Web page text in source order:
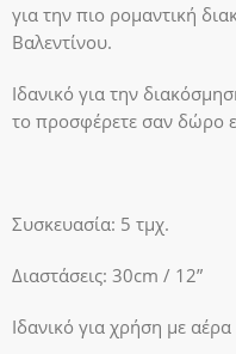
για την πιο ρομαντική
Βαλεντίνου.
Ιδανικό για την
το προσφέρετε σαν δώρο
Συσκευασία: 5 τμχ.
Διαστάσεις: 30cm / 12”
Ιδανικό για χρήση με